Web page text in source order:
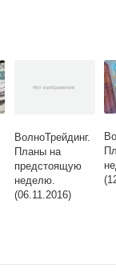
ВолноТрейдинг.
Планы на
предстоящую
неделю.
(06.11.2016)